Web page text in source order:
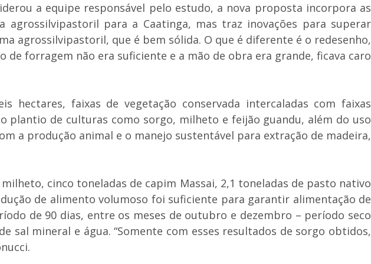
a equipe responsável pelo estudo, a nova proposta incorpora as
agrossilvipastoril para a Caatinga, mas traz inovações para superar
agrossilvipastoril, que é bem sólida. O que é diferente é o redesenho,
forragem não era suficiente e a mão de obra era grande, ficava caro
faixas de vegetação conservada intercaladas com faixas
plantio de culturas como sorgo, milheto e feijão guandu, além do uso
a produção animal e o manejo sustentável para extração de madeira,
cinco toneladas de capim Massai, 2,1 toneladas de pasto nativo
de alimento volumoso foi suficiente para garantir alimentação de
de 90 dias, entre os meses de outubro e dezembro – período seco
sal mineral e água. “Somente com esses resultados de sorgo obtidos,